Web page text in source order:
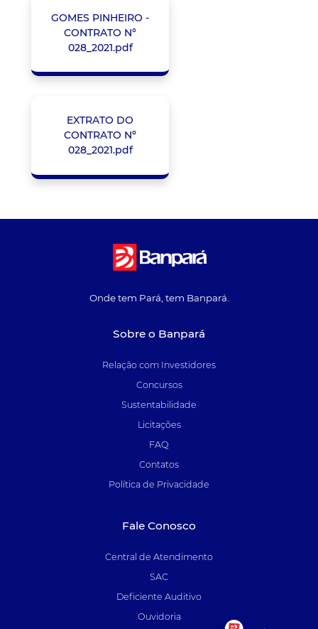
GOMES PINHEIRO -
CONTRATO N°
028_2021.pdf
EXTRATO DO
CONTRATO Nº
028_2021.pdf
Onde tem Pará, tem Banpará.
Sobre o Banpará
Relação com Investidores
Concursos
Sustentabilidade
Licitações
FAQ
Contatos
Política de Privacidade
Fale Conosco
Central de Atendimento
SAC
Deficiente Auditivo
Ouvidoria